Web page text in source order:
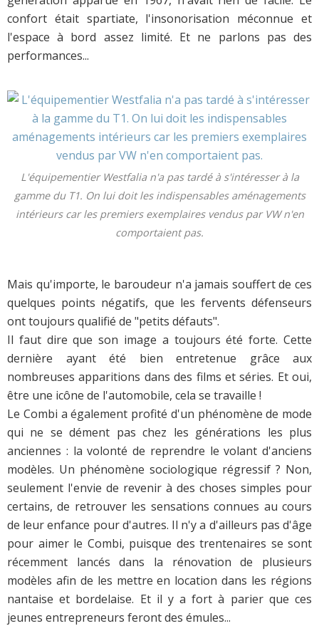
confort était spartiate, l'insonorisation méconnue et
l'espace à bord assez limité. Et ne parlons pas des
performances...
L'équipementier Westfalia n'a pas tardé à s'intéresser à la
gamme du T1. On lui doit les indispensables aménagements
intérieurs car les premiers exemplaires vendus par VW n'en
comportaient pas.
Mais qu'importe, le baroudeur n'a jamais souffert de ces
quelques points négatifs, que les fervents défenseurs
ont toujours qualifié de "petits défauts".
Il faut dire que son image a toujours été forte. Cette
dernière ayant été bien entretenue grâce aux
nombreuses apparitions dans des films et séries. Et oui,
être une icône de l'automobile, cela se travaille !
Le Combi a également profité d'un phénomène de mode
qui ne se dément pas chez les générations les plus
anciennes : la volonté de reprendre le volant d'anciens
modèles. Un phénomène sociologique régressif ? Non,
seulement l'envie de revenir à des choses simples pour
certains, de retrouver les sensations connues au cours
de leur enfance pour d'autres. Il n'y a d'ailleurs pas d'âge
pour aimer le Combi, puisque des trentenaires se sont
récemment lancés dans la rénovation de plusieurs
modèles afin de les mettre en location dans les régions
nantaise et bordelaise. Et il y a fort à parier que ces
jeunes entrepreneurs feront des émules...